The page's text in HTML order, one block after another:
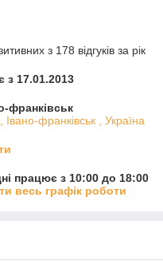
з 178 відгуків за рік
з 17.01.2013
франківськ
Івано-франківськ , Україна
працює з 10:00 до 18:00
весь графік роботи